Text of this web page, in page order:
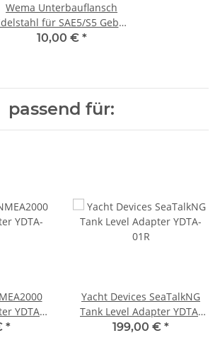
Wema Unterbauflansch
für SAE5/S5 Geber
163303 / 21353202
10,00 € *
passend für:
YDTA-
*
Yacht Devices SeaTalkNG
Tank Level Adapter YDTA-
01R
199,00 € *